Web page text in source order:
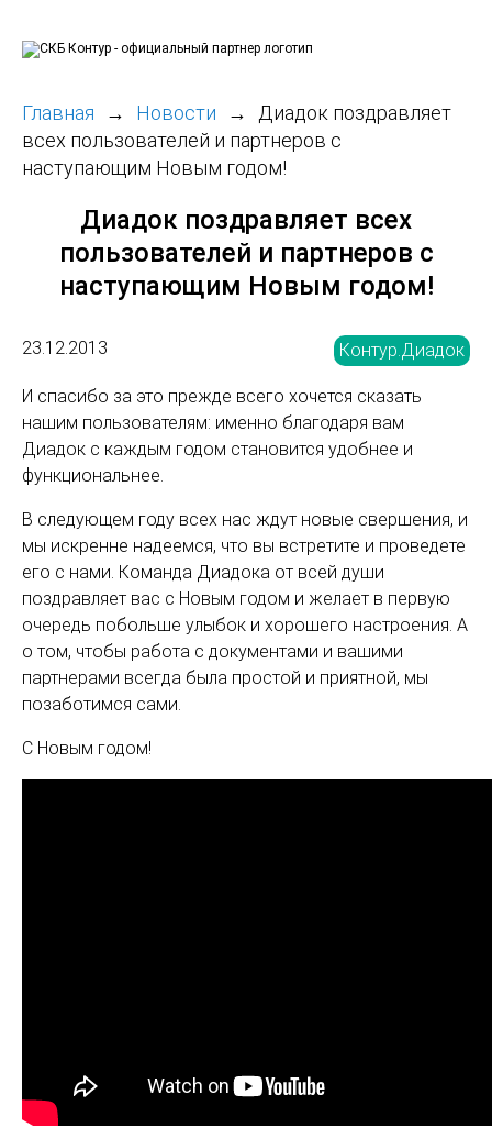
Главная Новости
Диадок поздравляет
всех пользователей и партнеров с
наступающим Новым годом!
Диадок поздравляет всех
пользователей и партнеров с
наступающим Новым годом!
23.12.2013 Контур.Диадок
И спасибо за это прежде всего хочется сказать
нашим пользователям: именно благодаря вам
Диадок с каждым годом становится удобнее и
функциональнее.
В следующем году всех нас ждут новые свершения, и
мы искренне надеемся, что вы встретите и проведете
его с нами. Команда Диадока от всей души
поздравляет вас с Новым годом и желает в первую
очередь побольше улыбок и хорошего настроения. А
о том, чтобы работа с документами и вашими
партнерами всегда была простой и приятной, мы
позаботимся сами.
С Новым годом!